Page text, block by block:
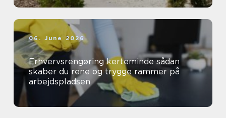
06. June 2026
Erhvervsrengøring kerteminde sådan
skaber du rene og trygge rammer på
arbejdspladsen